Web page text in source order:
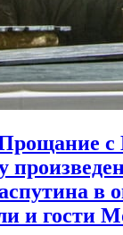
с
в
и гости